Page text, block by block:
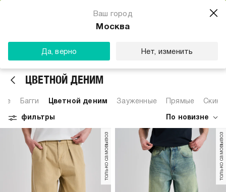
Ваш город
Москва
Да, верно Нет, изменить
ЦВЕТНОЙ ДЕНИМ
Багги Цветной деним Зауженные Прямые
По новизне
фильтры
только самовывоз только самовывоз
Магазин одежды для тебя